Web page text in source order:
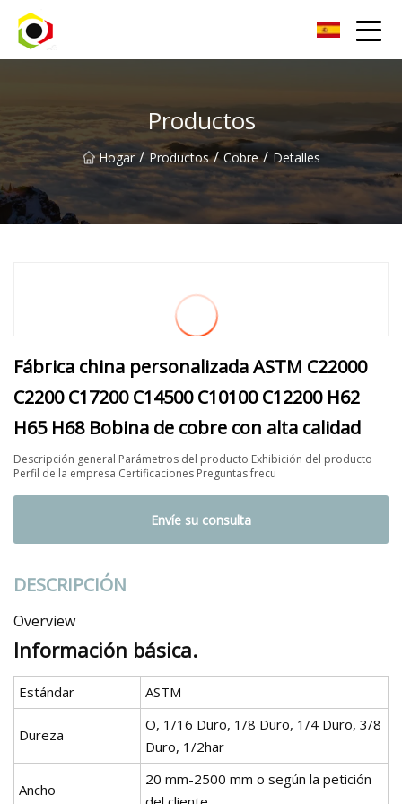
Productos
Hogar / Productos / Cobre / Detalles
Fábrica china personalizada ASTM C22000
C2200 C17200 C14500 C10100 C12200 H62
H65 H68 Bobina de cobre con alta calidad
Descripción general Parámetros del producto Exhibición del producto
Perfil de la empresa Certificaciones Preguntas frecu
Envíe su consulta
DESCRIPCIÓN
Overview
Información básica.
Estándar ASTM
Dureza
O, 1/16 Duro, 1/8 Duro, 1/4 Duro, 3/8
Duro, 1/2har
Ancho
20 mm-2500 mm o según la petición